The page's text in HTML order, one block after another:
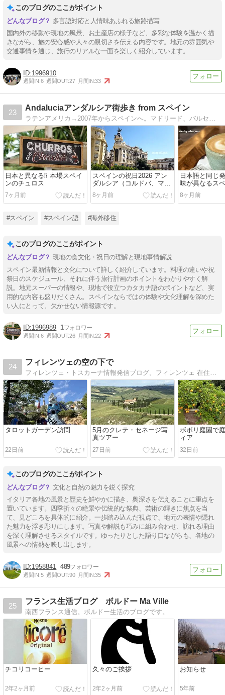
このブログのここがポイント
多言語対応と人情味あふれる旅路描写
国内外の移動や現地の風景、お土産店の様子など、多彩な体験を温かく描
きながら、旅の安心感や人々の親切さを伝える内容です。地元の雰囲気や
交通事情を通じ、旅行のリアルな一面を楽しく紹介しています。
1996910
週間IN:6 週間OUT:27 月間IN:33
23
Andaluciaアンダルシア街歩き from スペイン
日本と異なる⁉ 本場スペイ
ンのチュロス
7ヶ月前
スペインの祝日2026 アン
ダルシア（コルドバ、マラ
ガ、グラナダ、セビージ
ャ）
8ヶ月前
日本語と同じ
味が異なるス
8ヶ月前
#スペイン #スペイン語 #海外移住
このブログのここがポイント
現地の食文化・祝日の理解と現地事情解説
スペイン最新情報と文化について詳しく紹介しています。料理の違いや祝
祭日のスケジュール、それに伴う旅行計画のポイントをわかりやすく解
説。地元スーパーの情報や、現地で役立つカタカナ語のポイントなど、実
用的な内容も盛りだくさん。スペインならではの体験や文化理解を深めた
い人にとって、欠かせない情報源です。
1996989 1
週間IN:6 週間OUT:26 月間IN:22
24
フィレンツェの空の下で
フィレンツェ・トスカーナ情報発信ブログ。フィレンツェ 在住イタリア政府公認ツアーガイド・添乗員・ワインとチーズソムリエ。フィレンツェ 発現地ツアーeasyfirenzeを旦那と経営。
タロットガーデン訪問
22日前
5月のクレテ・セネージ写
真ツアー
27日前
ボボリ庭園で
ィア
32日前
このブログのここがポイント
文化と自然の魅力を鋭く探究
イタリア各地の風景と歴史を鮮やかに描き、奥深さを伝えることに重点を
置いています。四季折々の絶景や伝統的な祭典、芸術の輝きに焦点を当
て、見どころを具体的に紹介。一歩踏み込んだ視点で、地元の表情や隠れ
た魅力を浮き彫りにします。写真や解説も巧みに組み合わせ、訪れる理由
を深く理解させるスタイルです。ゆったりとした語り口ながらも、各地の
風景への情熱を映し出します。
1958841 489
週間IN:5 週間OUT:90 月間IN:35
25
フランス生活ブログ ボルドー Ma Ville
南西フランス通信。ボルドー生活のブログです。
チコリコーヒー
2年2ヶ月前
久々のご挨拶
2年2ヶ月前
お知らせ
5年前